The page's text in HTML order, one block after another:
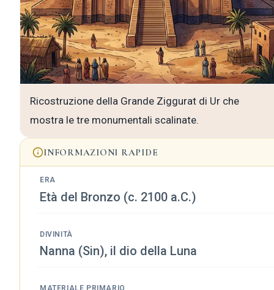
Ricostruzione della Grande Ziggurat di Ur che
mostra le tre monumentali scalinate.
INFORMAZIONI RAPIDE
ERA
Età del Bronzo (c. 2100 a.C.)
DIVINITÀ
Nanna (Sin), il dio della Luna
MATERIALE PRIMARIO